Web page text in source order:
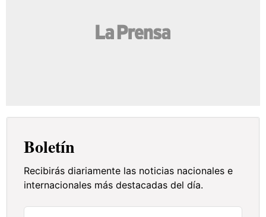
Boletín
Recibirás diariamente las noticias nacionales e
internacionales más destacadas del día.